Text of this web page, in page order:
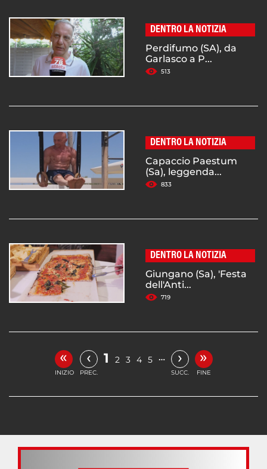
DENTRO LA NOTIZIA
Perdifumo (SA), da
Garlasco a P...
513
DENTRO LA NOTIZIA
Capaccio Paestum
(Sa), leggenda...
833
DENTRO LA NOTIZIA
Giungano (Sa), 'Festa
dell'Anti...
719
«
INIZIO
‹
PREC.
1 2 3 4 5 … ›
SUCC.
»
FINE